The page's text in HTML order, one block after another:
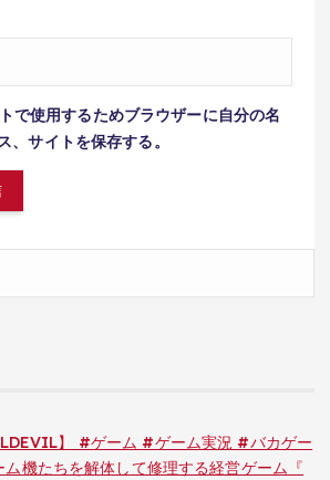
で使用するためブラウザーに自分の名
、サイトを保存する。
】 #ゲーム #ゲーム実況 #バカゲー
機たちを解体して修理する経営ゲーム『